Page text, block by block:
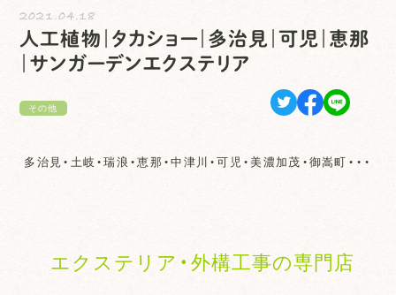
2021.04.18
人工植物｜タカショー｜多治見｜可児｜恵那
｜サンガーデンエクステリア
その他
多治見・土岐・瑞浪・恵那・中津川・可児・美濃加茂・御嵩町・・・
エクステリア・外構工事の専門店